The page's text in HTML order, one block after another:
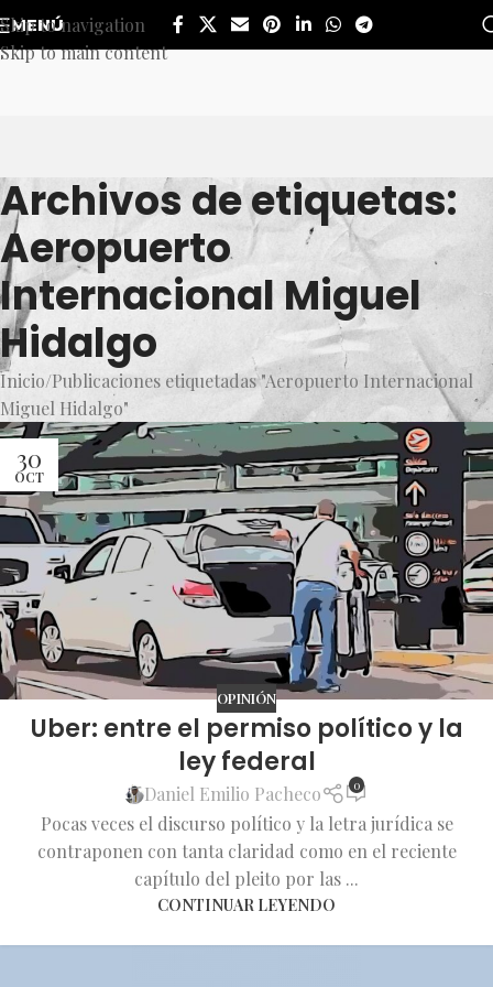
Skip to navigation
Skip to main content
MENÚ
Archivos de etiquetas:
Aeropuerto
Internacional Miguel
Hidalgo
Inicio Publicaciones etiquetadas "Aeropuerto Internacional
Miguel Hidalgo"
30
OCT
OPINIÓN
Uber: entre el permiso político y la
ley federal
Daniel Emilio Pacheco 0
Pocas veces el discurso político y la letra jurídica se
contraponen con tanta claridad como en el reciente
capítulo del pleito por las ...
CONTINUAR LEYENDO